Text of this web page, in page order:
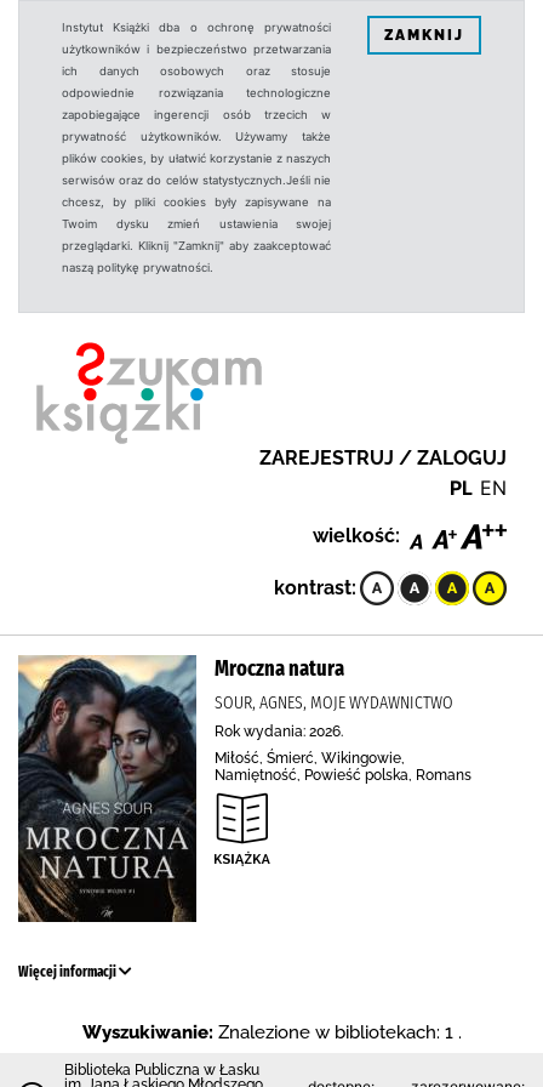
Instytut Książki dba o ochronę prywatności
użytkowników i bezpieczeństwo przetwarzania
ich danych osobowych oraz stosuje
odpowiednie rozwiązania technologiczne
zapobiegające ingerencji osób trzecich w
prywatność użytkowników. Używamy także
plików cookies, by ułatwić korzystanie z naszych
serwisów oraz do celów statystycznych.Jeśli nie
chcesz, by pliki cookies były zapisywane na
Twoim dysku zmień ustawienia swojej
przeglądarki. Kliknij "Zamknij" aby zaakceptować
naszą politykę prywatności.
ZAMKNIJ
ZAREJESTRUJ / ZALOGUJ
PL EN
wielkość:
kontrast:
Mroczna natura
SOUR, AGNES, MOJE WYDAWNICTWO
Rok wydania: 2026.
Miłość, Śmierć, Wikingowie,
Namiętność, Powieść polska, Romans
Więcej informacji
Wyszukiwanie: Znalezione w bibliotekach: 1 .
Biblioteka Publiczna w Łasku